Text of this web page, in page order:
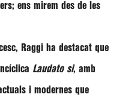
ens mirem des de les
Raggi ha destacat que
Laudato si, amb
i modernes que